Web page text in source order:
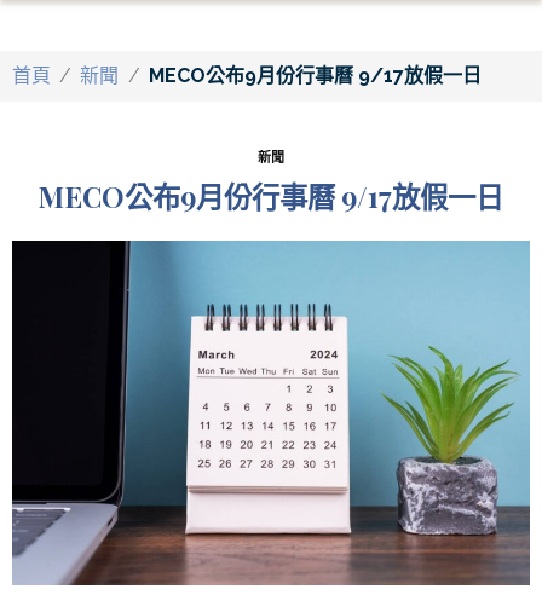
首頁 / 新聞 / MECO公布9月份行事曆 9/17放假一日
新聞
MECO公布9月份行事曆 9/17放假一日